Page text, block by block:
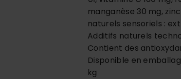
manganèse 30 mg,
naturels sensoriels :
Additifs naturels
Contient des
Disponible en
kg